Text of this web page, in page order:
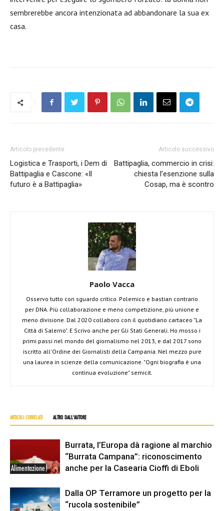
sembrerebbe ancora intenzionata ad abbandonare la sua ex
casa.
Articolo precedente
Logistica e Trasporti, i Dem di
Battipaglia e Cascone: «Il
futuro è a Battipaglia»
Articolo successivo
Battipaglia, commercio in crisi:
chiesta l’esenzione sulla
Cosap, ma è scontro
Paolo Vacca
Osservo tutto con sguardo critico. Polemico e bastian contrario
per DNA. Più collaborazione e meno competizione, più unione e
meno divisione. Dal 2020 collaboro con il quotidiano cartaceo "La
Città di Salerno". E Scrivo anche per Gli Stati Generali. Ho mosso i
primi passi nel mondo del giornalismo nel 2013, e dal 2017 sono
iscritto all'Ordine dei Giornalisti della Campania. Nel mezzo pure
una laurea in scienze della comunicazione. "Ogni biografia è una
continua evoluzione" semicit.
ARTICOLI CORRELATI ALTRO DALL'AUTORE
Alimentazione
Burrata, l’Europa dà ragione al marchio
“Burrata Campana”: riconoscimento
anche per la Casearia Cioffi di Eboli
Dalla OP Terramore un progetto per la
“rucola sostenibile”